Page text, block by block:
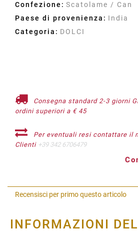
Confezione: Scatolame / Can
Paese di provenienza: India
Categoria: DOLCI
Consegna standard 2-3 giorni
ordini superiori a € 45
Per eventuali resi contattare il
Clienti +39 342 6706479
Recensisci per primo questo articolo
INFORMAZIONI